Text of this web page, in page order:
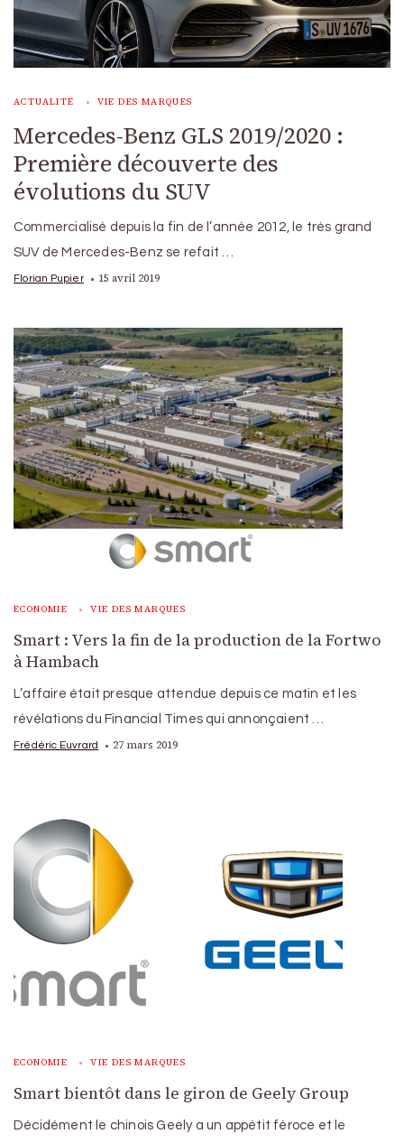
ACTUALITÉ VIE DES MARQUES
Mercedes-Benz GLS 2019/2020 :
Première découverte des
évolutions du SUV
Commercialisé depuis la fin de l’année 2012, le très grand
SUV de Mercedes-Benz se refait …
Florian Pupier 15 avril 2019
ECONOMIE VIE DES MARQUES
Smart : Vers la fin de la production de la Fortwo
à Hambach
L’affaire était presque attendue depuis ce matin et les
révélations du Financial Times qui annonçaient …
Frédéric Euvrard 27 mars 2019
ECONOMIE VIE DES MARQUES
Smart bientôt dans le giron de Geely Group
Décidément le chinois Geely a un appétit féroce et le